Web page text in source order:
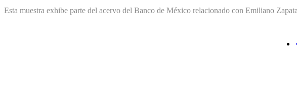
Esta muestra exhibe parte del acervo del Banco de México relacionado con Emiliano